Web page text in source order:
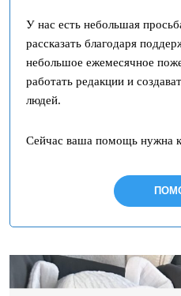
У нас есть небольшая
рассказать благодаря
небольшое ежемесячное
работать редакции и
людей.
Сейчас ваша помощь нужна